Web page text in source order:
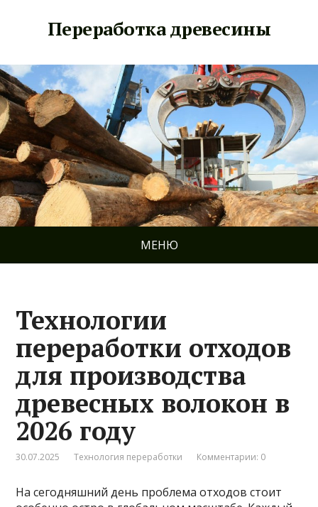
Переработка древесины
МЕНЮ
Технологии
переработки отходов
для производства
древесных волокон в
2026 году
30.07.2025 Технология переработки Комментарии: 0
На сегодняшний день проблема отходов стоит